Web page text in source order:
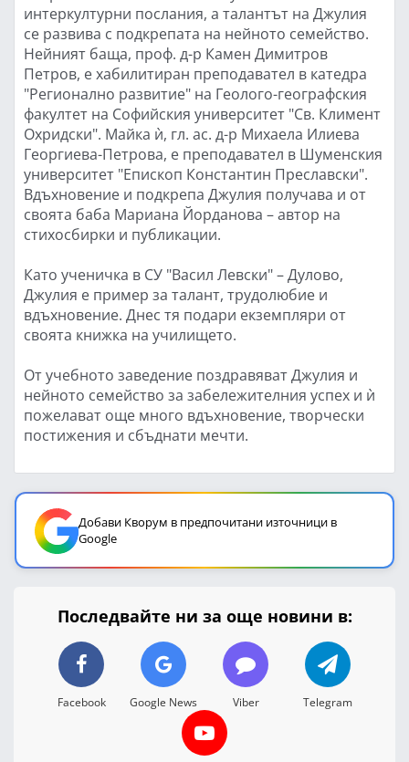
интеркултурни послания, а талантът на Джулия
се развива с подкрепата на нейното семейство.
Нейният баща, проф. д-р Камен Димитров
Петров, е хабилитиран преподавател в катедра
"Регионално развитие" на Геолого-географския
факултет на Софийския университет "Св. Климент
Охридски". Майка ѝ, гл. ас. д-р Михаела Илиева
Георгиева-Петрова, е преподавател в Шуменския
университет "Епископ Константин Преславски".
Вдъхновение и подкрепа Джулия получава и от
своята баба Мариана Йорданова – автор на
стихосбирки и публикации.
Като ученичка в СУ "Васил Левски" – Дулово,
Джулия е пример за талант, трудолюбие и
вдъхновение. Днес тя подари екземпляри от
своята книжка на училището.
От учебното заведение поздравяват Джулия и
нейното семейство за забележителния успех и ѝ
пожелават още много вдъхновение, творчески
постижения и сбъднати мечти.
Добави Кворум в предпочитани източници в
Google
Последвайте ни за още новини в:
Facebook Google News Viber Telegram